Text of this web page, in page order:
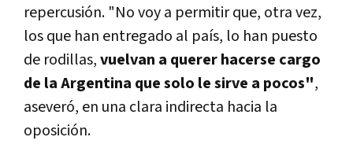
repercusión. "No voy a permitir que, otra vez,
los que han entregado al país, lo han puesto
de rodillas,vuelvan a querer hacerse cargo
de la Argentina que solo le sirve a pocos",
aseveró, en una clara indirecta hacia la
oposición.